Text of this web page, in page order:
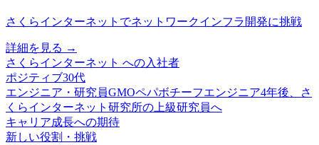
さくらインターネットでネットワークインフラ開発に挑戦
詳細を見る →
さくらインターネット への入社者
ポジティブ30代
エンジニア・研究員GMOペパボチーフエンジニア4年後、さ
くらインターネット研究所の上級研究員へ
キャリア成長への期待
新しい役割・挑戦